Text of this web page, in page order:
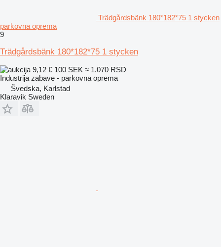
Trädgårdsbänk 180*182*75 1 stycken
parkovna oprema
9
Trädgårdsbänk 180*182*75 1 stycken
9,12 € 100 SEK ≈ 1.070 RSD
Industrija zabave - parkovna oprema
Švedska, Karlstad
Klaravik Sweden